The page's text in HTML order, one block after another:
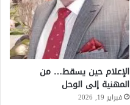
الإعلام حين يسقط… من
المهنية إلى الوحل
فبراير 19, 2026